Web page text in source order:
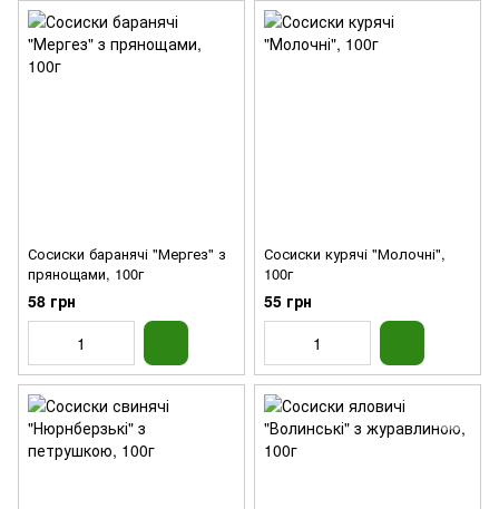
Сосиски баранячі "Мергез" з
прянощами, 100г
58 грн
Сосиски курячі "Молочні",
100г
55 грн